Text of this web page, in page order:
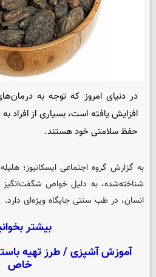
در دنیای امروز که توجه به
افزایش یافته است، بسیاری از افراد
حفظ سلامتی خود هستند.
به گزارش گروه اجتماعیایسکانیوز؛
شناخته‌شده، به دلیل خواص
انسان، در طب سنتی جایگاه ویژه‌ای دارد.
بیشتر
آموزش آشپزی / طرز تهیه
خاص